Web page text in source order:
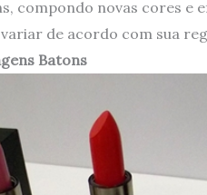
compondo novas cores e
de acordo com sua
Batons